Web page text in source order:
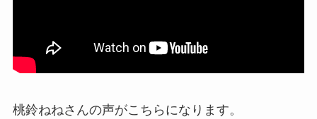
桃鈴ねねさんの声がこちらになります。